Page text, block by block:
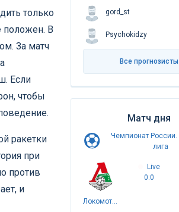
только
положен. В
За матч
Если
чтобы
ракетки
при
против
и
gord_st
Psychokidzy
Все прогнозисты
Матч дня
Чемпионат России.
лига
Локомотив
Live
0:0